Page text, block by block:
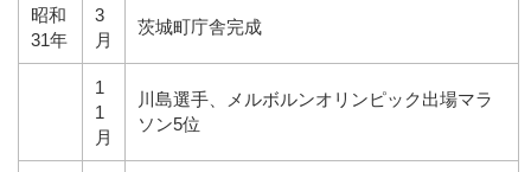
昭和
31年
3
月
茨城町庁舎完成
1
1
月
川島選手、メルボルンオリンピック出場マラ
ソン5位